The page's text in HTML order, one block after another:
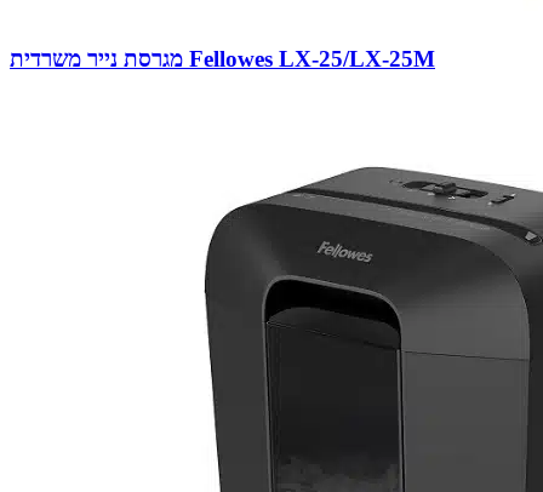
מגרסת נייר משרדית Fellowes LX-25/LX-25M